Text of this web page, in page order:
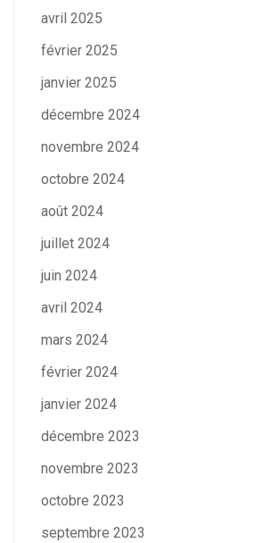
avril 2025
février 2025
janvier 2025
décembre 2024
novembre 2024
octobre 2024
août 2024
juillet 2024
juin 2024
avril 2024
mars 2024
février 2024
janvier 2024
décembre 2023
novembre 2023
octobre 2023
septembre 2023